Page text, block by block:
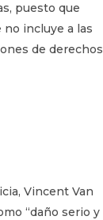
puesto que
no incluye a las
de derechos
Vincent Van
“daño serio y